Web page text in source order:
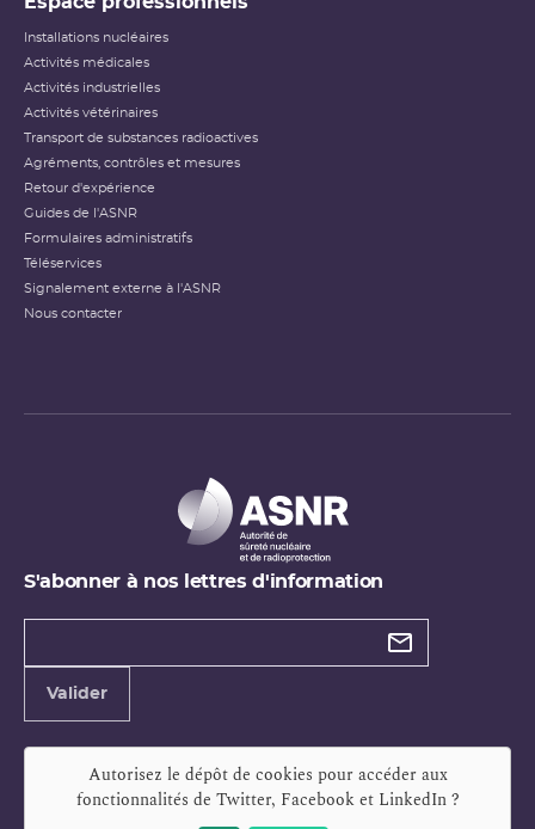
Installations nucléaires
Activités médicales
Activités industrielles
Activités vétérinaires
Transport de substances radioactives
Agréments, contrôles et mesures
Retour d'expérience
Guides de l'ASNR
Formulaires administratifs
Téléservices
Signalement externe à l'ASNR
Nous contacter
S'abonner à nos lettres d'information
Types de
Valider
Autorisez le dépôt de cookies pour accéder aux
fonctionnalités de Twitter, Facebook et LinkedIn?